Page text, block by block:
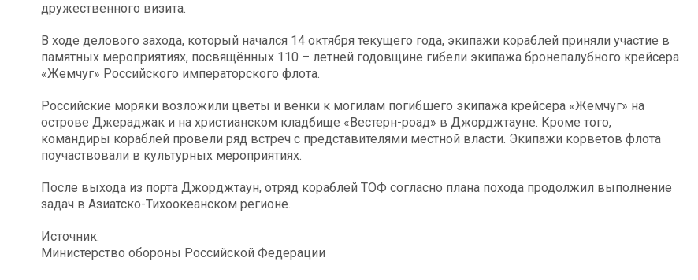
дружественного визита.
В ходе делового захода, который начался 14 октября текущего года, экипажи кораблей приняли участие в
памятных мероприятиях, посвящённых 110 – летней годовщине гибели экипажа бронепалубного крейсера
«Жемчуг» Российского императорского флота.
Российские моряки возложили цветы и венки к могилам погибшего экипажа крейсера «Жемчуг» на
острове Джераджак и на христианском кладбище «Вестерн-роад» в Джорджтауне. Кроме того,
командиры кораблей провели ряд встреч с представителями местной власти. Экипажи корветов флота
поучаствовали в культурных мероприятиях.
После выхода из порта Джорджтаун, отряд кораблей ТОФ согласно плана похода продолжил выполнение
задач в Азиатско-Тихоокеанском регионе.
Источник:
Министерство обороны Российской Федерации